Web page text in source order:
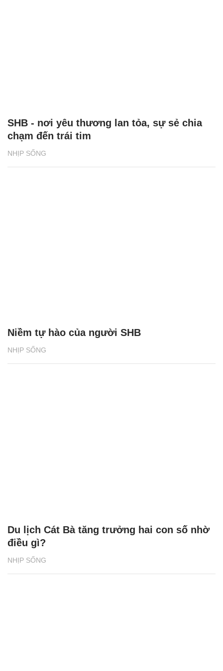
NHỊP SỐNG
SHB - nơi yêu thương lan tỏa, sự sẻ chia
chạm đến trái tim
NHỊP SỐNG
Niềm tự hào của người SHB
NHỊP SỐNG
Du lịch Cát Bà tăng trưởng hai con số nhờ
điều gì?